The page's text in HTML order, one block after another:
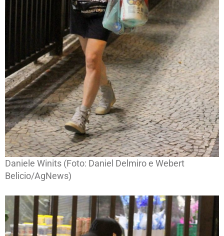
Daniele Winits (Foto: Daniel Delmiro e Webert
Belicio/AgNews)